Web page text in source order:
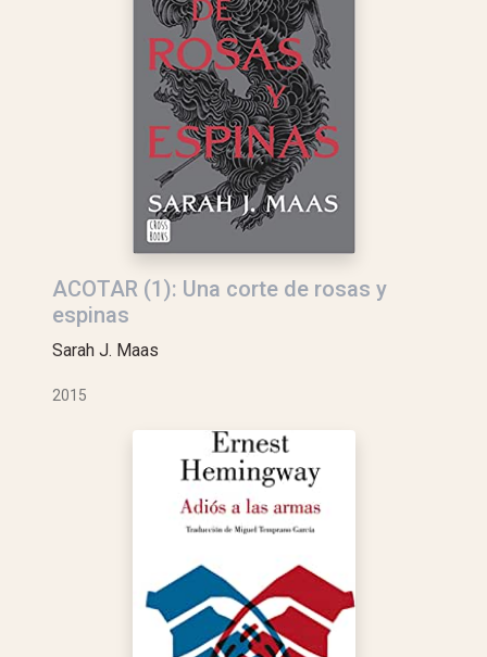
ACOTAR (1): Una corte de rosas y
espinas
Sarah J. Maas
2015